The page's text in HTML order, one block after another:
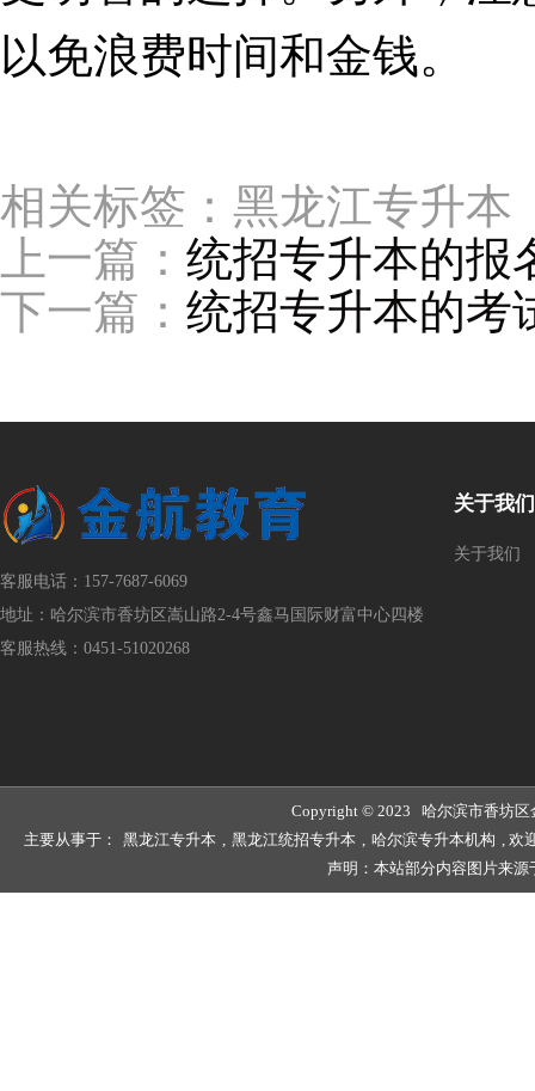
以免浪费时间和金钱。
相关标签：黑龙江专升
上一篇： 统招专升本的报
下一篇： 统招专升本的考
客服电话：157-7687-6069
地址：哈尔滨市香坊区嵩山路2-4号鑫马国际财富中心四楼
客服热线：0451-51020268
关于我们
关于我们
Copyright © 2023 哈尔滨市香坊
主要从事于：
黑龙江专升本 , 黑龙江统招专升本 , 哈尔滨专升本机构 , 欢
声明：本站部分内容图片来源